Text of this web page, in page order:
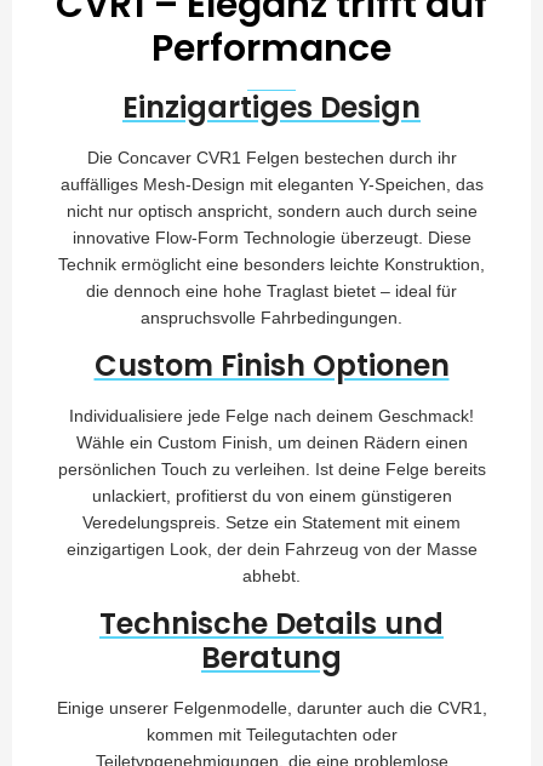
Performance
Einzigartiges Design
Die Concaver CVR1 Felgen bestechen durch ihr
auffälliges Mesh-Design mit eleganten Y-Speichen, das
nicht nur optisch anspricht, sondern auch durch seine
innovative Flow-Form Technologie überzeugt. Diese
Technik ermöglicht eine besonders leichte Konstruktion,
die dennoch eine hohe Traglast bietet – ideal für
anspruchsvolle Fahrbedingungen.
Custom Finish Optionen
Individualisiere jede Felge nach deinem Geschmack!
Wähle ein Custom Finish, um deinen Rädern einen
persönlichen Touch zu verleihen. Ist deine Felge bereits
unlackiert, profitierst du von einem günstigeren
Veredelungspreis. Setze ein Statement mit einem
einzigartigen Look, der dein Fahrzeug von der Masse
abhebt.
Technische Details und
Beratung
Einige unserer Felgenmodelle, darunter auch die CVR1,
kommen mit Teilegutachten oder
Teiletypgenehmigungen, die eine problemlose